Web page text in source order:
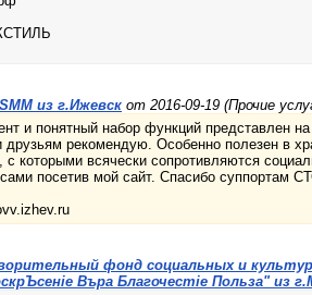
из г.Ижевск от 2016-09-19 (Прочие
и понятный набор функций представлен
друзьям рекомендую. Особенно полезен в
с которыми всячески сопротивляются
посетив мой сайт. Спасибо суппортам
фонд социальных и
Въра Благочестiе Польза" из